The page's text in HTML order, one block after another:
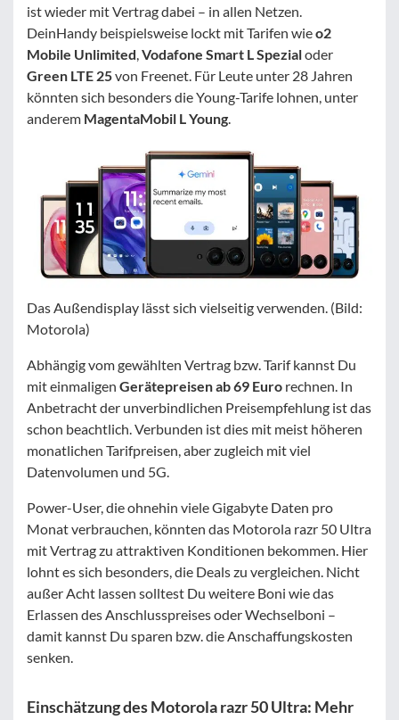
ist wieder mit Vertrag dabei – in allen Netzen.
DeinHandy beispielsweise lockt mit Tarifen wieo2
Mobile Unlimited,Vodafone Smart L Spezialoder
Green LTE 25von Freenet. Für Leute unter 28 Jahren
könnten sich besonders die Young-Tarife lohnen, unter
anderem MagentaMobil L Young.
Das Außendisplay lässt sich vielseitig verwenden. (Bild:
Motorola)
Abhängig vom gewählten Vertrag bzw. Tarif kannst Du
mit einmaligen Gerätepreisen ab 69 Euro rechnen. In
Anbetracht der unverbindlichen Preisempfehlung ist das
schon beachtlich. Verbunden ist dies mit meist höheren
monatlichen Tarifpreisen, aber zugleich mit viel
Datenvolumen und 5G.
Power-User, die ohnehin viele Gigabyte Daten pro
Monat verbrauchen, könnten das Motorola razr 50 Ultra
mit Vertrag zu attraktiven Konditionen bekommen. Hier
lohnt es sich besonders, die Deals zu vergleichen. Nicht
außer Acht lassen solltest Du weitere Boni wie das
Erlassen des Anschlusspreises oder Wechselboni –
damit kannst Du sparen bzw. die Anschaffungskosten
senken.
Einschätzung des Motorola razr 50 Ultra: Mehr